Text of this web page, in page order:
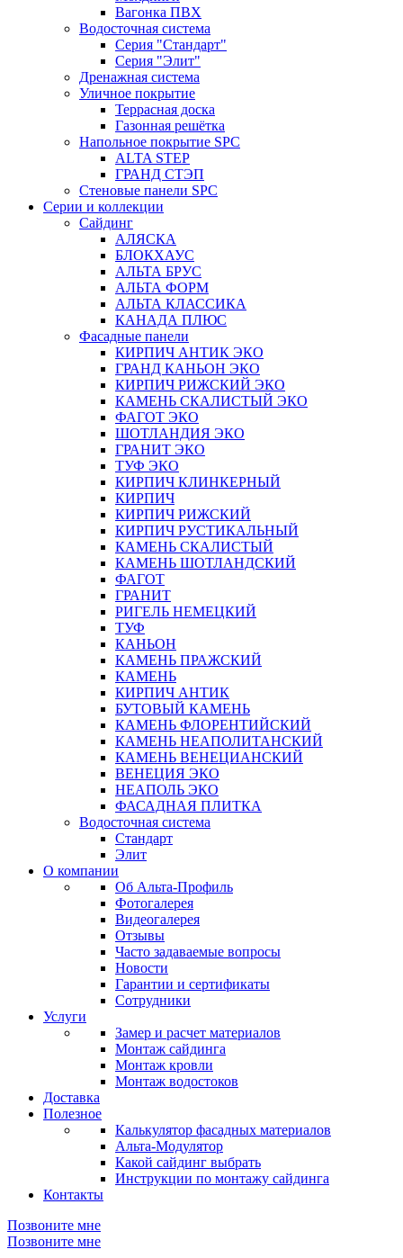
Вагонка ПВХ
Водосточная система
Серия "Стандарт"
Серия "Элит"
Дренажная система
Уличное покрытие
Террасная доска
Газонная решётка
Напольное покрытие SPC
ALTA STEP
ГРАНД СТЭП
Стеновые панели SPC
Серии и коллекции
Сайдинг
АЛЯСКА
БЛОКХАУС
АЛЬТА БРУС
АЛЬТА ФОРМ
АЛЬТА КЛАССИКА
КАНАДА ПЛЮС
Фасадные панели
КИРПИЧ АНТИК ЭКО
ГРАНД КАНЬОН ЭКО
КИРПИЧ РИЖСКИЙ ЭКО
КАМЕНЬ СКАЛИСТЫЙ ЭКО
ФАГОТ ЭКО
ШОТЛАНДИЯ ЭКО
ГРАНИТ ЭКО
ТУФ ЭКО
КИРПИЧ КЛИНКЕРНЫЙ
КИРПИЧ
КИРПИЧ РИЖСКИЙ
КИРПИЧ РУСТИКАЛЬНЫЙ
КАМЕНЬ СКАЛИСТЫЙ
КАМЕНЬ ШОТЛАНДСКИЙ
ФАГОТ
ГРАНИТ
РИГЕЛЬ НЕМЕЦКИЙ
ТУФ
КАНЬОН
КАМЕНЬ ПРАЖСКИЙ
КАМЕНЬ
КИРПИЧ АНТИК
БУТОВЫЙ КАМЕНЬ
КАМЕНЬ ФЛОРЕНТИЙСКИЙ
КАМЕНЬ НЕАПОЛИТАНСКИЙ
КАМЕНЬ ВЕНЕЦИАНСКИЙ
ВЕНЕЦИЯ ЭКО
НЕАПОЛЬ ЭКО
ФАСАДНАЯ ПЛИТКА
Водосточная система
Стандарт
Элит
О компании
Об Альта-Профиль
Фотогалерея
Видеогалерея
Отзывы
Часто задаваемые вопросы
Новости
Гарантии и сертификаты
Сотрудники
Услуги
Замер и расчет материалов
Монтаж сайдинга
Монтаж кровли
Монтаж водостоков
Доставка
Полезное
Калькулятор фасадных материалов
Альта-Модулятор
Какой сайдинг выбрать
Инструкции по монтажу сайдинга
Контакты
Позвоните мне
Позвоните мне